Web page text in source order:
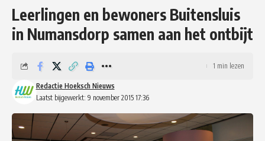
Leerlingen en bewoners Buitensluis
in Numansdorp samen aan het ontbijt
Laatst bijgewerkt: 9 november 2015 17:36
Redactie Hoeksch Nieuws
1 min lezen